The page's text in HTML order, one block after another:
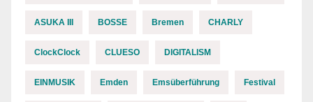
ASUKA III BOSSE Bremen CHARLY
ClockClock CLUESO DIGITALISM
EINMUSIK Emden Emsüberführung Festival